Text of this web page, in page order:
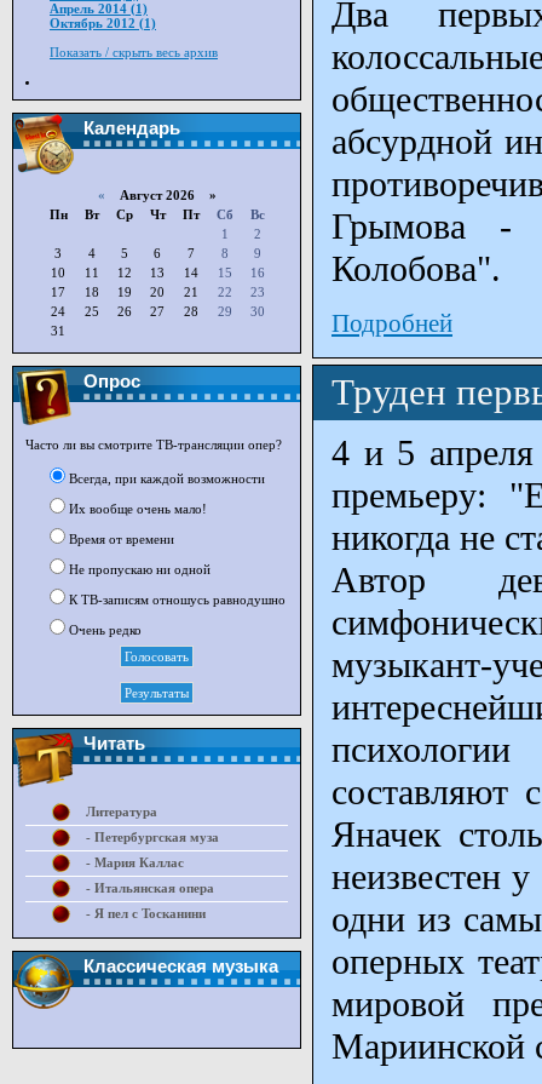
Два
абсурдной
Грымова -
Колобова".
Подробней
Труден
4 и 5 апреля
премьеру:
никогда не
Автор
музыкант-
составляют
Яначек
неизвестен
одни из
оперных
мировой
Мариинской
Апрель 2014 (1)
Октябрь 2012 (1)
Показать / скрыть весь архив
Календарь
« Август 2026 »
Пн
Вт Ср Чт Пт Сб
Вс
1
2
3
4 5 6 7 8
9
10
11 12 13 14 15
16
17
18 19 20 21 22
23
24
25 26 27 28 29
30
31
Опрос
Часто ли вы смотрите ТВ-трансляции опер?
Всегда, при каждой возможности
Их вообще очень мало!
Время от времени
Не пропускаю ни одной
К ТВ-записям отношусь равнодушно
Очень редко
Читать
Литература
- Петербургская муза
- Мария Каллас
- Итальянская опера
- Я пел с Тосканини
Классическая музыка